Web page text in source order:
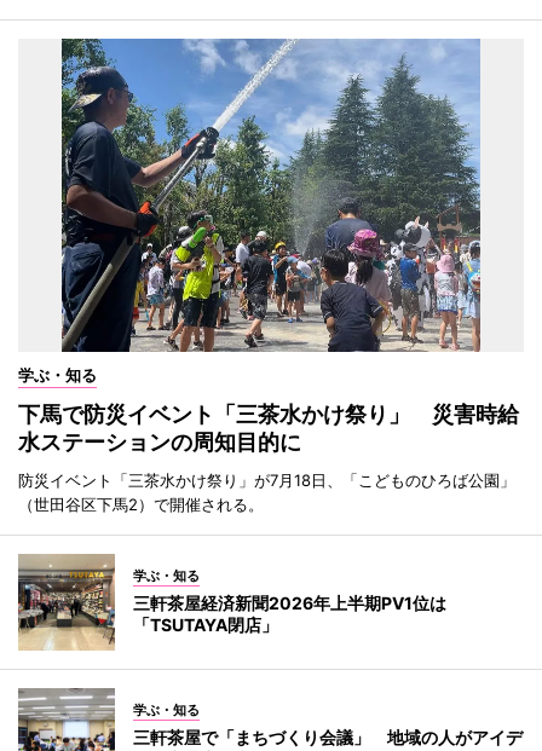
学ぶ・知る
下馬で防災イベント「三茶水かけ祭り」 災害時給
水ステーションの周知目的に
防災イベント「三茶水かけ祭り」が7月18日、「こどものひろば公園」
（世田谷区下馬2）で開催される。
学ぶ・知る
三軒茶屋経済新聞2026年上半期PV1位は
「TSUTAYA閉店」
学ぶ・知る
三軒茶屋で「まちづくり会議」 地域の人がアイデ